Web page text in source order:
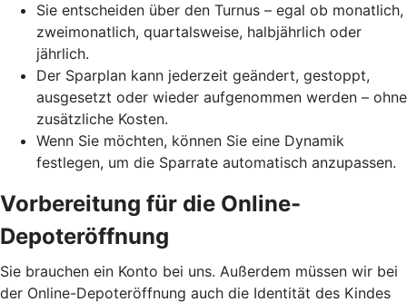
Sie entscheiden über den Turnus – egal ob monatlich,
zweimonatlich, quartalsweise, halbjährlich oder
jährlich.
Der Sparplan kann jederzeit geändert, gestoppt,
ausgesetzt oder wieder aufgenommen werden – ohne
zusätzliche Kosten.
Wenn Sie möchten, können Sie eine Dynamik
festlegen, um die Sparrate automatisch anzupassen.
Vorbereitung für die Online-
Depoteröffnung
Sie brauchen ein Konto bei uns. Außerdem müssen wir bei
der Online-Depoteröffnung auch die Identität des Kindes